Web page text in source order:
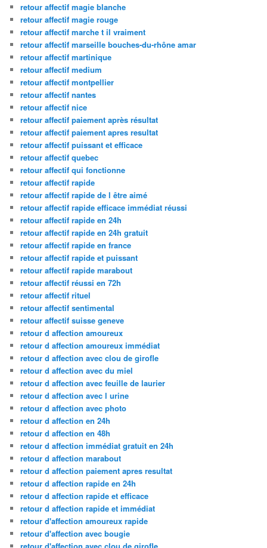
retour affectif magie blanche
retour affectif magie rouge
retour affectif marche t il vraiment
retour affectif marseille bouches-du-rhône amar
retour affectif martinique
retour affectif medium
retour affectif montpellier
retour affectif nantes
retour affectif nice
retour affectif paiement après résultat
retour affectif paiement apres resultat
retour affectif puissant et efficace
retour affectif quebec
retour affectif qui fonctionne
retour affectif rapide
retour affectif rapide de l être aimé
retour affectif rapide efficace immédiat réussi
retour affectif rapide en 24h
retour affectif rapide en 24h gratuit
retour affectif rapide en france
retour affectif rapide et puissant
retour affectif rapide marabout
retour affectif réussi en 72h
retour affectif rituel
retour affectif sentimental
retour affectif suisse geneve
retour d affection amoureux
retour d affection amoureux immédiat
retour d affection avec clou de girofle
retour d affection avec du miel
retour d affection avec feuille de laurier
retour d affection avec l urine
retour d affection avec photo
retour d affection en 24h
retour d affection en 48h
retour d affection immédiat gratuit en 24h
retour d affection marabout
retour d affection paiement apres resultat
retour d affection rapide en 24h
retour d affection rapide et efficace
retour d affection rapide et immédiat
retour d'affection amoureux rapide
retour d'affection avec bougie